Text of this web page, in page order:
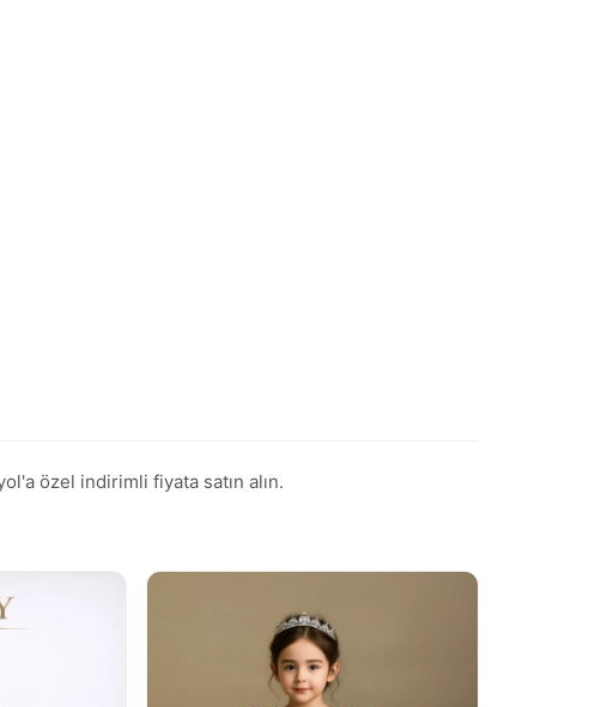
özel indirimli fiyata satın alın.